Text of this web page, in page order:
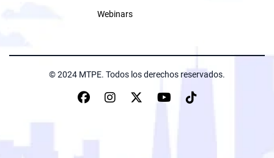
Webinars
© 2024 MTPE. Todos los derechos reservados.